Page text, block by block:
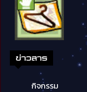
ข่าวสาร
กิจกรรม